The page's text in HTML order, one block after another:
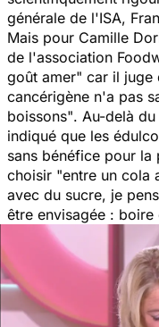
générale de l'ISA,
Mais pour Camille
de l'association
goût amer" car il juge
cancérigène n'a pas
boissons". Au-delà
indiqué que les
sans bénéfice pour
choisir "entre un cola
avec du sucre, je
être envisagée : boire